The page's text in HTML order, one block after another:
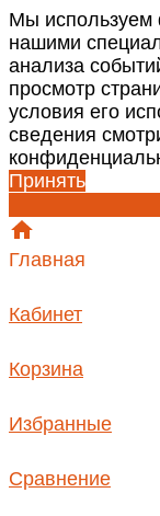
Мы используем
нашими
анализа
просмотр
условия его
сведения
Принять
Главная
Кабинет
Корзина
Избранные
Сравнение